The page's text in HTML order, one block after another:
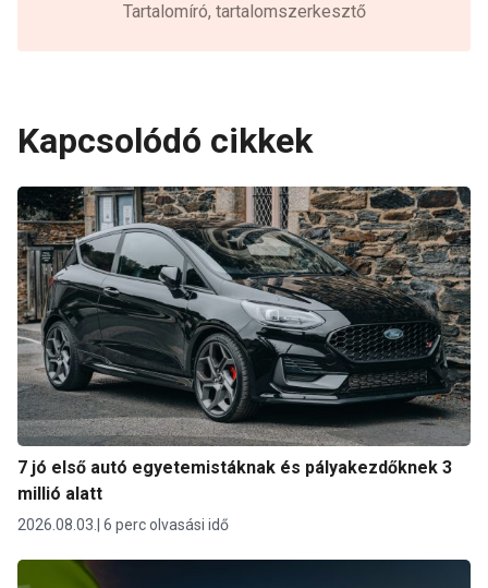
Tartalomíró, tartalomszerkesztő
Kapcsolódó cikkek
7 jó első autó egyetemistáknak és pályakezdőknek 3
millió alatt
2026.08.03. 6 perc olvasási idő